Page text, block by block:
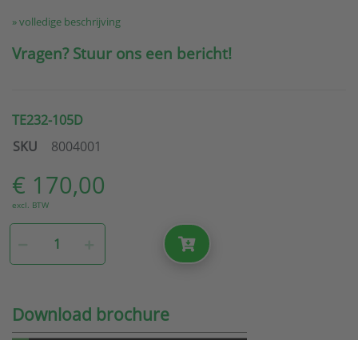
» volledige beschrijving
Vragen? Stuur ons een bericht!
TE232-105D
SKU
8004001
€ 170,00
excl. BTW
Download brochure